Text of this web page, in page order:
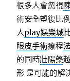
很多人會忽視
術安全塑復比
人play娛樂城
眼皮手術療程
的同時壯陽藥
形 是可能的解